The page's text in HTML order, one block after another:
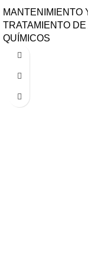
MANTENIMIENTO
TRATAMIENTO
QUÍMICOS